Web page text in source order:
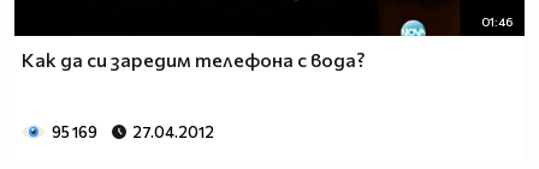
01:46
Как да си заредим телефона с вода?
95 169 27.04.2012